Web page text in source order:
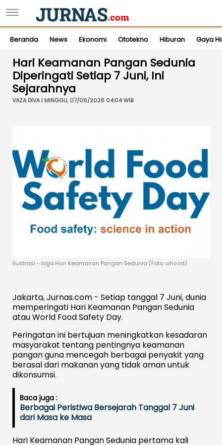
Beranda News Ekonomi Ototekno Hiburan Gaya
Hari Keamanan Pangan Sedunia
Diperingati Setiap 7 Juni, Ini
Sejarahnya
VAZA DIVA | MINGGU, 07/06/2026 04:04 WIB
Ilustrasi - logo Hari Keamanan Pangan Sedunia (Foto: who.int)
Jakarta, Jurnas.com - Setiap tanggal 7 Juni, dunia
memperingati Hari Keamanan Pangan Sedunia
atau World Food Safety Day.
Peringatan ini bertujuan meningkatkan kesadaran
masyarakat tentang pentingnya keamanan
pangan guna mencegah berbagai penyakit yang
berasal dari makanan yang tidak aman untuk
dikonsumsi.
Baca juga :
Berbagai Peristiwa Bersejarah Tanggal 7 Juni
dari Masa ke Masa
Hari Keamanan Pangan Sedunia pertama kali